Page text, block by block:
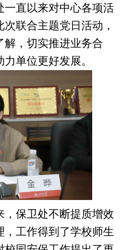
一直以来对中心各项活
联合主题党日活动，
解，切实推进业务合
单位更好发展。
，保卫处不断提质增效
工作得到了学校师生